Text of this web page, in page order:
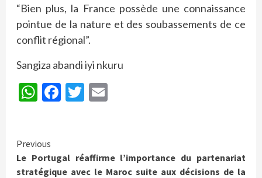
“Bien plus, la France possède une connaissance
pointue de la nature et des soubassements de ce
conflit régional”.
Sangiza abandi iyi nkuru
WhatsApp
Facebook
Twitter
Continue
Reading
Previous
Le Portugal réaffirme l’importance du partenariat
stratégique avec le Maroc suite aux décisions de la